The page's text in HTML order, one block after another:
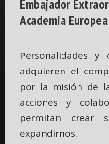
Embajador
Academia
Personalidades y
adquieren el
por la misión de
acciones y
permitan crear
expandirnos.